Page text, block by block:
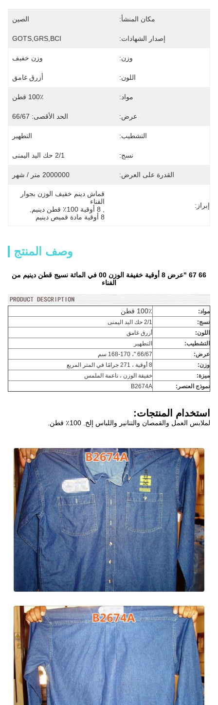
مكان المنشأ: الصين
إصدار الشهادات: GOTS,GRS,BCI
وزن: وزن خفيف
اللون: أزرق غامق
مواد: 100٪ قطن
عرض: الحد الأقصى: 66/67
التشطيب: التطهير
نسج: 2/1 حك اليد اليمنى
القدرة على العرض: 2000000 متر / شهر
إبراز:
الفناء
8 أوقية 100٪ قطن دينيم
8 أوقية مادة قميص دينيم
وصف المنتج
66 67 "عرض 8 أوقية خفيفة الوزن 00 في المائة نسيج قطن دينيم من
الفناء
مواد: 100٪ قطن
نسج:
2/1 حك اليد اليمنى
اللون:
أزرق غامق
التشطيب:
التطهير
عرض:
66/67 "، 168-170 سم
وزن:
8 أوقية ، 271 جرامًا في المتر المربع
ميزة:
خفيفة الوزن ، ناعمة الملمس
نموذج العنصر:
B2674A
استخدام المنتجات:
لملابس العمل والقمصان والتنانير واللباس إلخ. 100٪ قطن.